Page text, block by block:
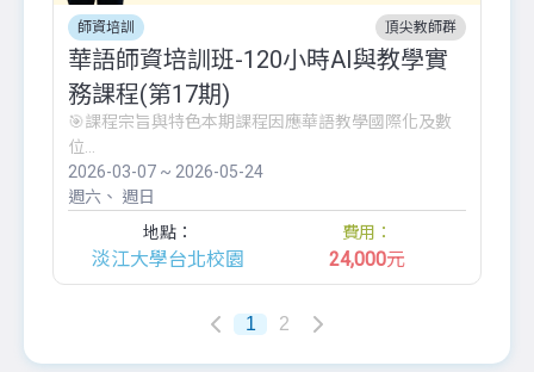
師資培訓 頂尖教師群
華語師資培訓班-120小時AI與教學實
務課程(第17期)
🎯課程宗旨與特色本期課程因應華語教學國際化及數
位...
2026-03-07 ~ 2026-05-24
週六
週日
地點：
淡江大學台北校園
費用：
24,000元
1 2